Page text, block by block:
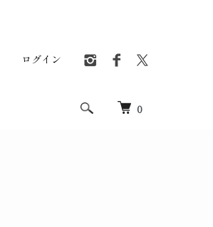
0
ログイン